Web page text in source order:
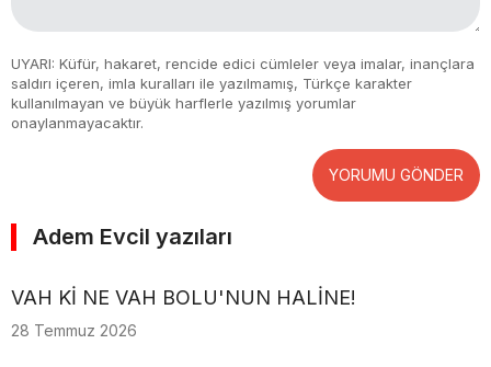
UYARI: Küfür, hakaret, rencide edici cümleler veya imalar, inançlara
saldırı içeren, imla kuralları ile yazılmamış, Türkçe karakter
kullanılmayan ve büyük harflerle yazılmış yorumlar
onaylanmayacaktır.
YORUMU GÖNDER
Adem Evcil yazıları
VAH Kİ NE VAH BOLU'NUN HALİNE!
28 Temmuz 2026